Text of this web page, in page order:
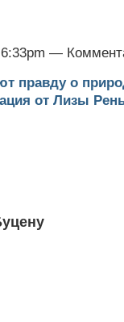
—
правду о
от Лизы